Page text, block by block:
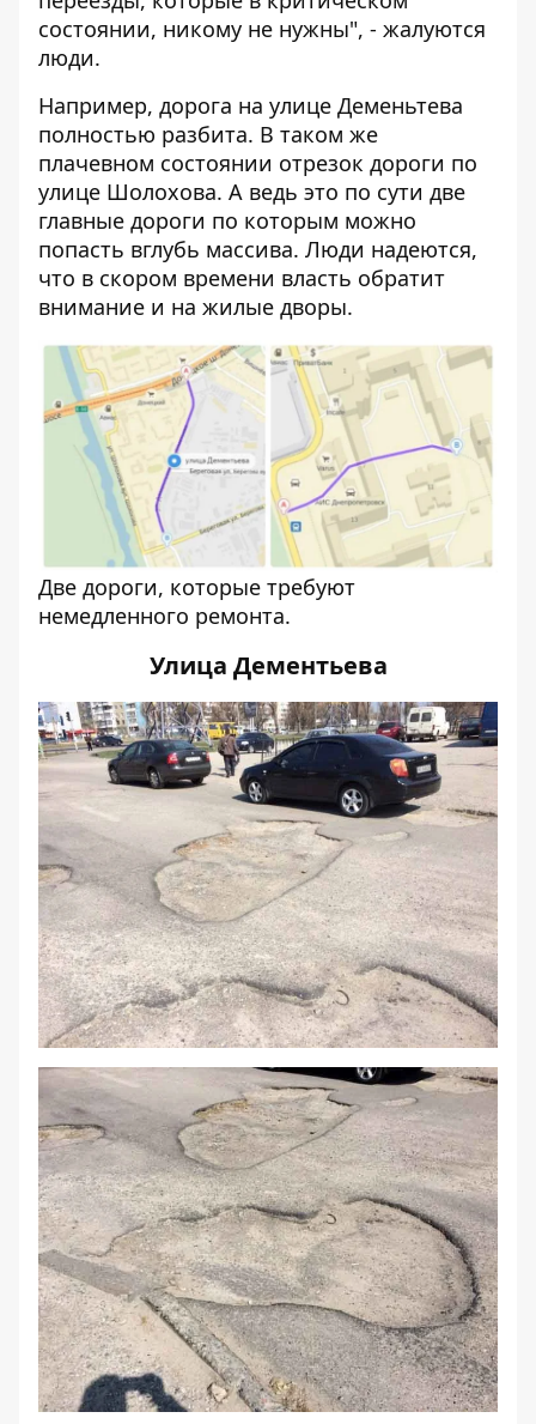
состоянии, никому не нужны", - жалуются
люди.
Например, дорога на улице Деменьтева
полностью разбита. В таком же
плачевном состоянии отрезок дороги по
улице Шолохова. А ведь это по сути две
главные дороги по которым можно
попасть вглубь массива. Люди надеются,
что в скором времени власть обратит
внимание и на жилые дворы.
Две дороги, которые требуют
немедленного ремонта.
Улица Дементьева